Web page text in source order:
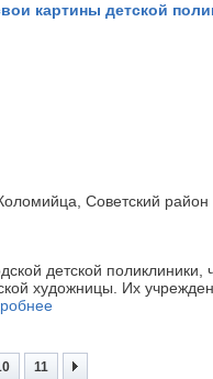
картины детской
Советский район
дет­ской поликлиники,
художницы. Их
11